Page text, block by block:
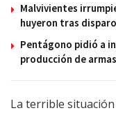
Malvivientes
huyeron tras
Pentágono pidió a
producción de armas
La terrible